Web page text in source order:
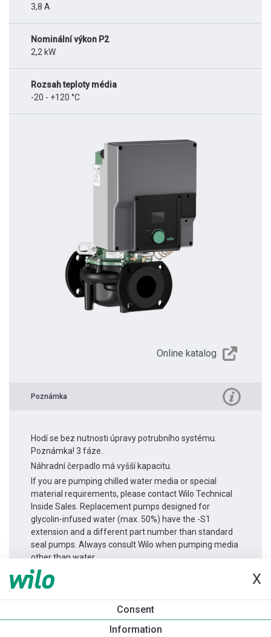
X
Consent
Information
3,8 A
Nominální výkon P2
2,2 kW
Rozsah teploty média
-20 - +120 °C
Online katalog
Poznámka
Hodí se bez nutnosti úpravy potrubního systému.
Poznámka! 3 fáze.
Náhradní čerpadlo má vyšší kapacitu.
If you are pumping chilled water media or special
material requirements, please contact Wilo Technical
Inside Sales. Replacement pumps designed for
glycolin-infused water (max. 50%) have the -S1
extension and a different part number than standard
seal pumps. Always consult Wilo when pumping media
other than water.
Informace o produktu
Yonos GIGA2.0-I 65/1-14/2,2